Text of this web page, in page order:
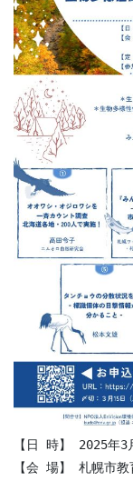
【日 時】 2025年
【会 場】 札幌市